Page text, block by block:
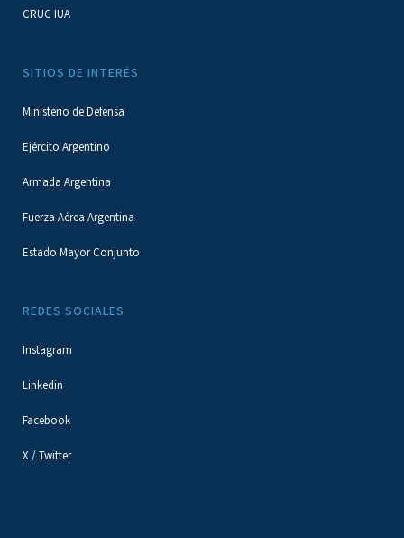
CRUC IUA
SITIOS DE INTERÉS
Ministerio de Defensa
Ejército Argentino
Armada Argentina
Fuerza Aérea Argentina
Estado Mayor Conjunto
REDES SOCIALES
Instagram
Linkedin
Facebook
X / Twitter